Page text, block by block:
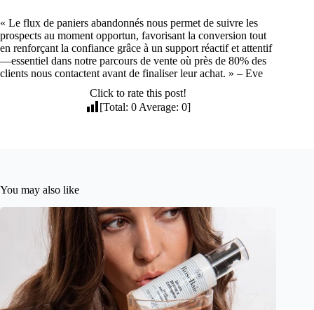
« Le flux de paniers abandonnés nous permet de suivre les
prospects au moment opportun, favorisant la conversion tout
en renforçant la confiance grâce à un support réactif et attentif
—essentiel dans notre parcours de vente où près de 80% des
clients nous contactent avant de finaliser leur achat. » – Eve
Click to rate this post!
[Total:0 Average:0]
You may also like